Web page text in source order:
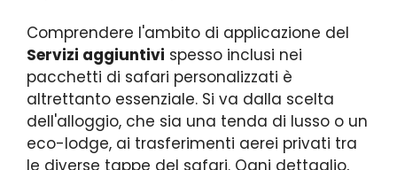
Comprendere l'ambito di applicazione del
Servizi aggiuntivi spesso inclusi nei
pacchetti di safari personalizzati è
altrettanto essenziale. Si va dalla scelta
dell'alloggio, che sia una tenda di lusso o un
eco-lodge, ai trasferimenti aerei privati tra